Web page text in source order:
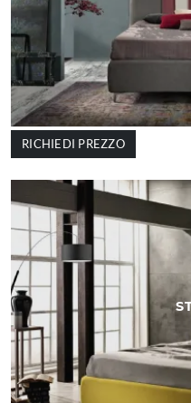
RICHIEDI PREZZO